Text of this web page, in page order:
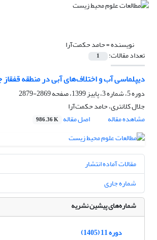
نویسنده =حامد حکمت‌آرا
تعداد مقالات: 1
دیپلماسی آب و اختلاف‌های آبی در منطقه
دوره 5، شماره 3، پاییز 1399، صفحه
2869-2879
جلال کلانتری، حامد حکمت‌آرا
مشاهده مقاله
اصل مقاله 986.36 K
مقالات آماده انتشار
شماره جاری
شماره‌های پیشین نشریه
دوره 11 (1405)